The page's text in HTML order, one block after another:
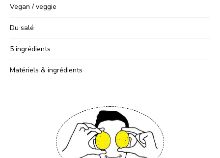
Vegan / veggie
Du salé
5 ingrédients
Matériels & ingrédients